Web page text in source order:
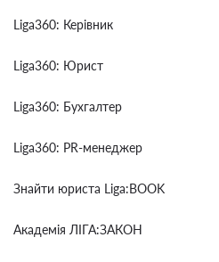
Liga360: Керівник
Liga360: Юрист
Liga360: Бухгалтер
Liga360: PR-менеджер
Знайти юриста Liga:BOOK
Академія ЛІГА:ЗАКОН